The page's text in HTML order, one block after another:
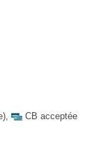
, CB acceptée